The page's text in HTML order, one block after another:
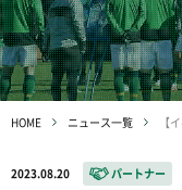
HOME ニュース一覧
2023.08.20 パートナー